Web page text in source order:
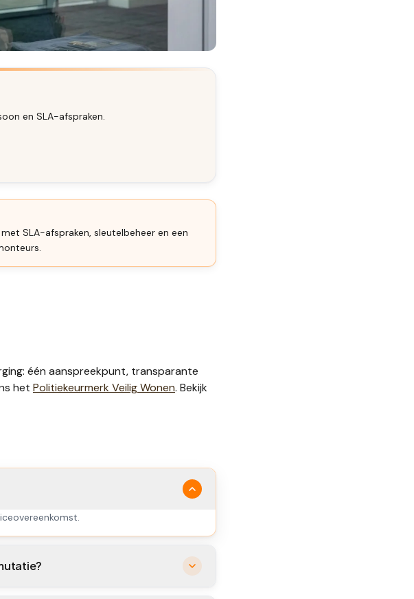
en SLA-afspraken.
SLA-afspraken, sleutelbeheer en een
één aanspreekpunt, transparante
het Politiekeurmerk Veilig Wonen. Bekijk